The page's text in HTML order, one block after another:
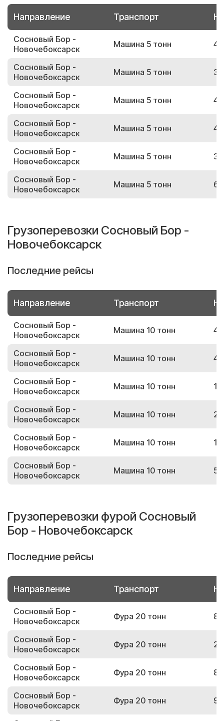
Направление Транспорт
Сосновый Бор -
Новочебоксарск
Машина 5 тонн
Сосновый Бор -
Новочебоксарск
Машина 5 тонн
Сосновый Бор -
Новочебоксарск
Машина 5 тонн
Сосновый Бор -
Новочебоксарск
Машина 5 тонн
Сосновый Бор -
Новочебоксарск
Машина 5 тонн
Сосновый Бор -
Новочебоксарск
Машина 5 тонн
Грузоперевозки Сосновый Бор -
Новочебоксарск
Последние рейсы
Направление Транспорт
Сосновый Бор -
Новочебоксарск
Машина 10 тонн
Сосновый Бор -
Новочебоксарск
Машина 10 тонн
Сосновый Бор -
Новочебоксарск
Машина 10 тонн
Сосновый Бор -
Новочебоксарск
Машина 10 тонн
Сосновый Бор -
Новочебоксарск
Машина 10 тонн
Сосновый Бор -
Новочебоксарск
Машина 10 тонн
Грузоперевозки фурой Сосновый
Бор - Новочебоксарск
Последние рейсы
Направление Транспорт
Сосновый Бор -
Новочебоксарск
Фура 20 тонн
Сосновый Бор -
Новочебоксарск
Фура 20 тонн
Сосновый Бор -
Новочебоксарск
Фура 20 тонн
Сосновый Бор -
Новочебоксарск
Фура 20 тонн